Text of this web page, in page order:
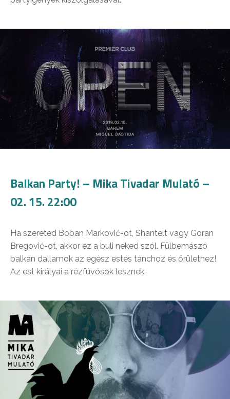
Balkan Party! – Mika Tivadar Mulató –
02. 15. 22:00
Ha szereted Boban Marković-ot, Shantelt vagy Goran
Bregović-ot, akkor ez a buli neked szól. Fülbemászó
balkán dallamok az egész estés tánchoz és őrülethez!
Az est királyai a rézfúvósok lesznek.